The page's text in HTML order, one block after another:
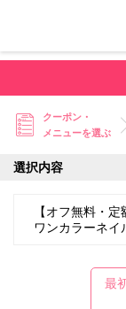
クーポン・
メニューを選ぶ
選択内容
【オフ無料・定
ワンカラーネイ
最